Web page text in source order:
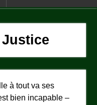
à tout va ses
bien incapable –